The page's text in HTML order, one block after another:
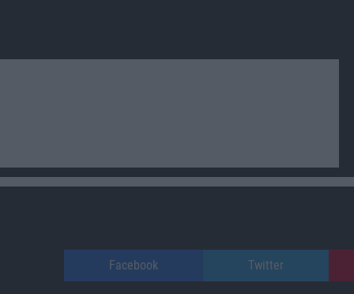
Facebook Twitter